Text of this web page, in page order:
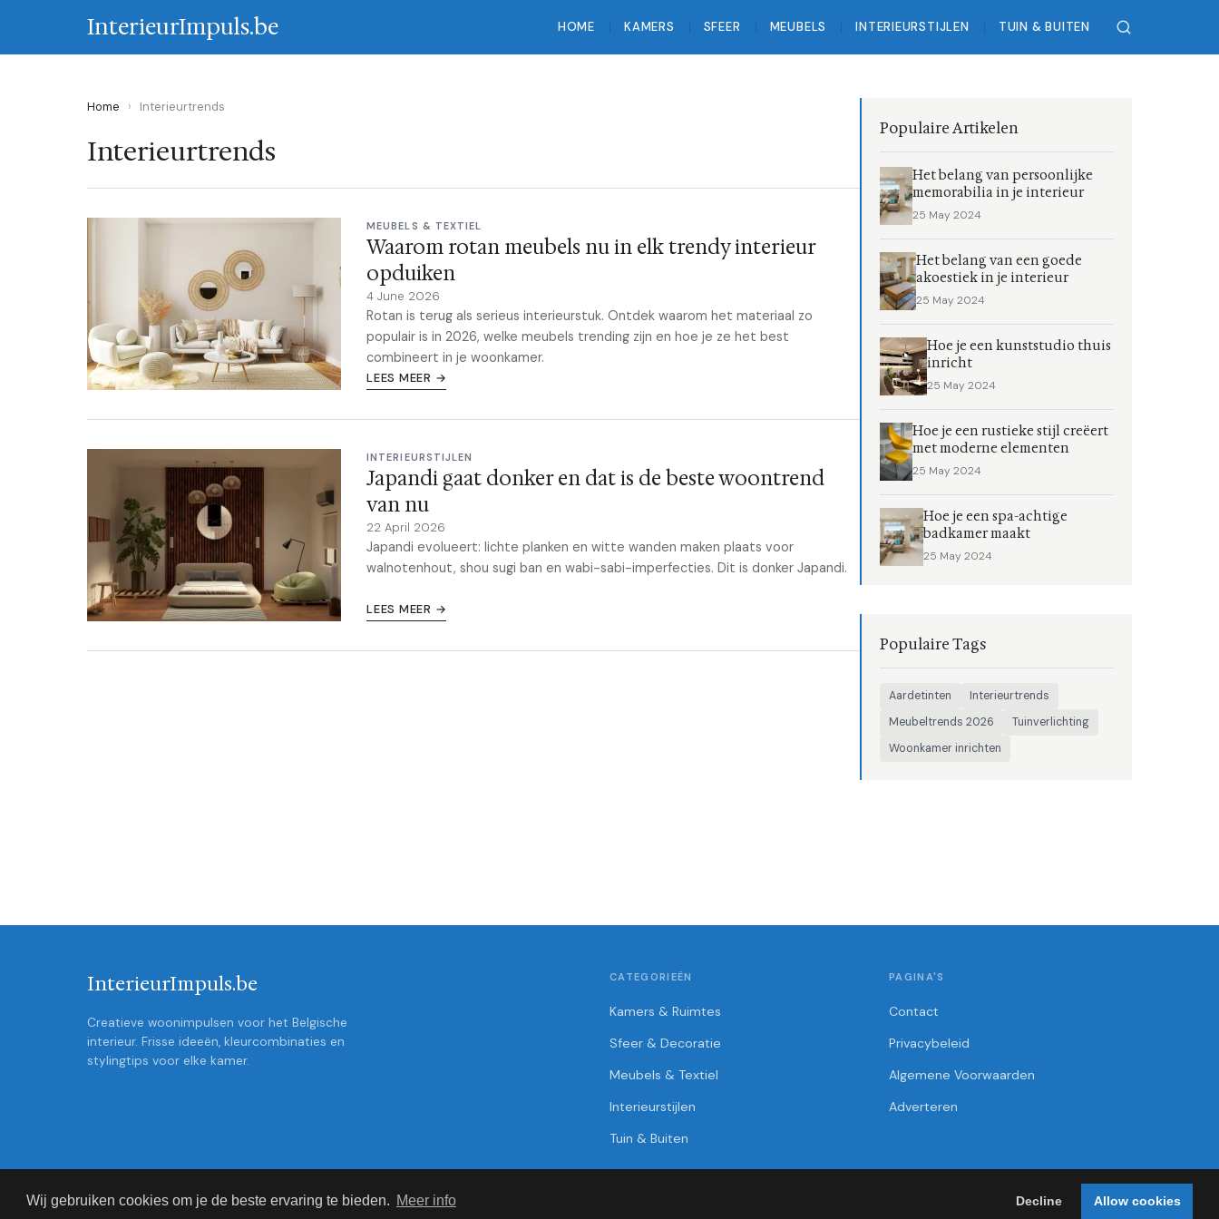
Wij gebruiken cookies om je de beste ervaring te bieden. Meer info Decline Allow cookies
InterieurImpuls.be HOME KAMERS SFEER MEUBELS INTERIEURSTIJLEN TUIN & BUITEN
Home › Interieurtrends
Interieurtrends
MEUBELS & TEXTIEL
Waarom rotan meubels nu in elk trendy interieur
opduiken
4 June 2026
Rotan is terug als serieus interieurstuk. Ontdek waarom het materiaal zo
populair is in 2026, welke meubels trending zijn en hoe je ze het best
combineert in je woonkamer.
LEES MEER →
INTERIEURSTIJLEN
Japandi gaat donker en dat is de beste woontrend
van nu
22 April 2026
Japandi evolueert: lichte planken en witte wanden maken plaats voor
walnotenhout, shou sugi ban en wabi-sabi-imperfecties. Dit is donker Japandi.
LEES MEER →
Populaire Artikelen
Het belang van persoonlijke
memorabilia in je interieur
25 May 2024
Het belang van een goede
akoestiek in je interieur
25 May 2024
Hoe je een kunststudio thuis
inricht
25 May 2024
Hoe je een rustieke stijl creëert
met moderne elementen
25 May 2024
Hoe je een spa-achtige
badkamer maakt
25 May 2024
Populaire Tags
Aardetinten
Interieurtrends
Meubeltrends 2026
Tuinverlichting
Woonkamer inrichten
InterieurImpuls.be
Creatieve woonimpulsen voor het Belgische
interieur. Frisse ideeën, kleurcombinaties en
stylingtips voor elke kamer.
CATEGORIEËN
Kamers & Ruimtes
Sfeer & Decoratie
Meubels & Textiel
Interieurstijlen
Tuin & Buiten
PAGINA'S
Contact
Privacybeleid
Algemene Voorwaarden
Adverteren